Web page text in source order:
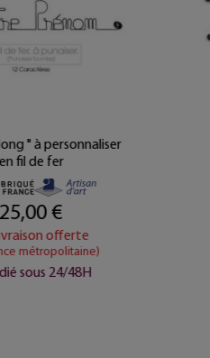
" à personnaliser
en fil de fer
25,00 €
offerte
métropolitaine)
sous 24/48H